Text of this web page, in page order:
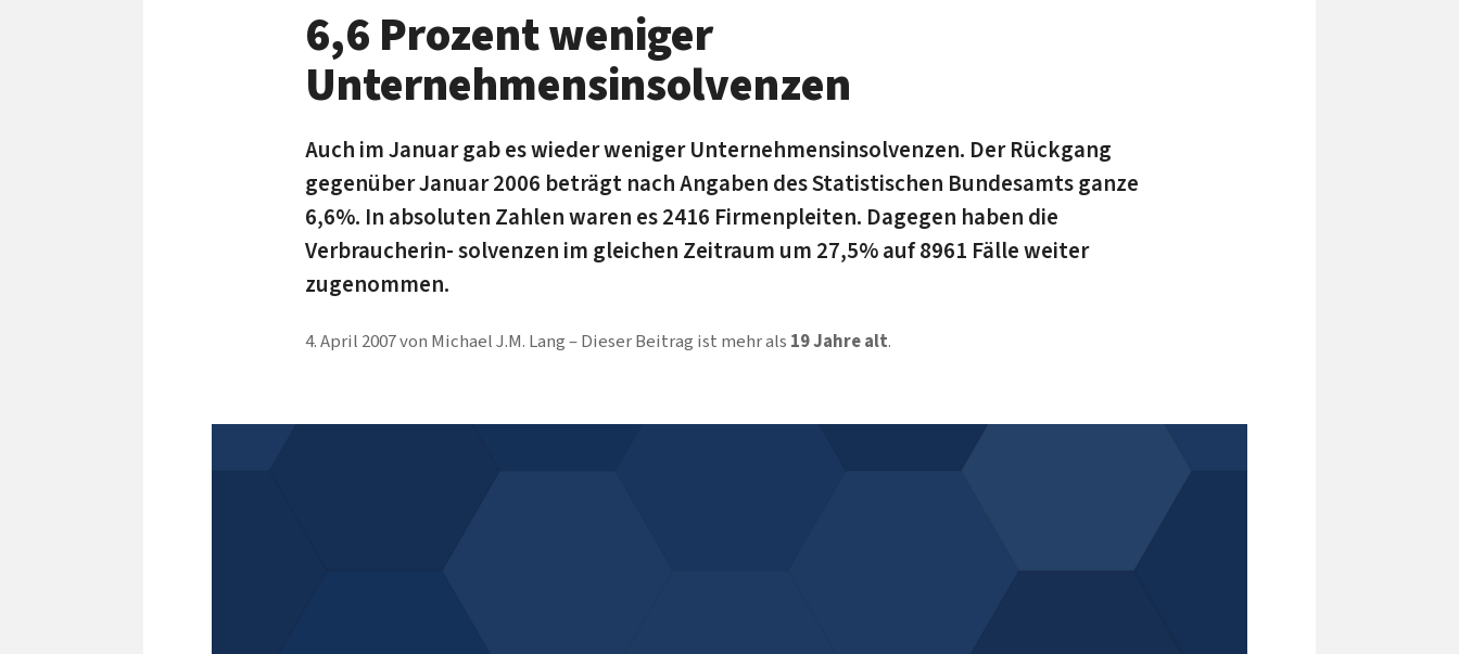
6,6 Prozent weniger
Unternehmensinsolvenzen
Auch im Januar gab es wieder weniger Unternehmensinsolvenzen. Der Rückgang
gegenüber Januar 2006 beträgt nach Angaben des Statistischen Bundesamts ganze
6,6%. In absoluten Zahlen waren es 2416 Firmenpleiten. Dagegen haben die
Verbraucherin- solvenzen im gleichen Zeitraum um 27,5% auf 8961 Fälle weiter
zugenommen.
4. April 2007von Michael J.M. Lang Dieser Beitrag ist mehr als 19 Jahre alt.